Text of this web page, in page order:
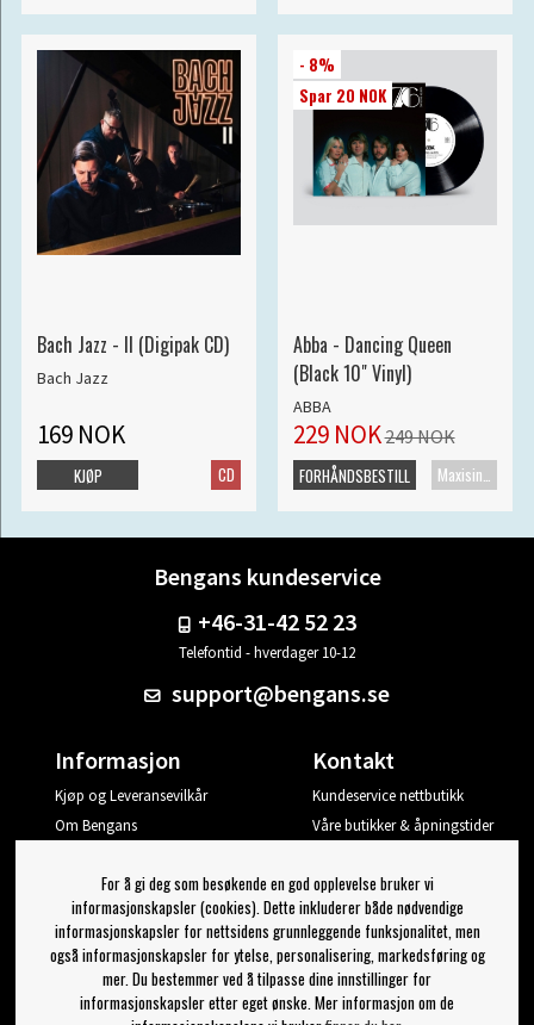
Bach Jazz - II (Digipak CD)
Bach Jazz
169 NOK
CD
KJØP
- 8%
Spar 20 NOK
Abba - Dancing Queen
(Black 10" Vinyl)
ABBA
229 NOK249 NOK
Maxisingel
FORHÅNDSBESTILL
Bengans kundeservice
+46-31-42 52 23
Telefontid - hverdager 10-12
support@bengans.se
Informasjon
Kjøp og Leveransevilkår
Om Bengans
Kontakt
Kundeservice nettbutikk
Våre butikker & åpningstider
Logg ut
Jeg vil ha tips fra Bengans
OK
For å gi deg som besøkende en god opplevelse bruker vi
informasjonskapsler (cookies). Dette inkluderer både nødvendige
informasjonskapsler for nettsidens grunnleggende funksjonalitet, men
også informasjonskapsler for ytelse, personalisering, markedsføring og
mer. Du bestemmer ved å tilpasse dine innstillinger for
informasjonskapsler etter eget ønske. Mer informasjon om de